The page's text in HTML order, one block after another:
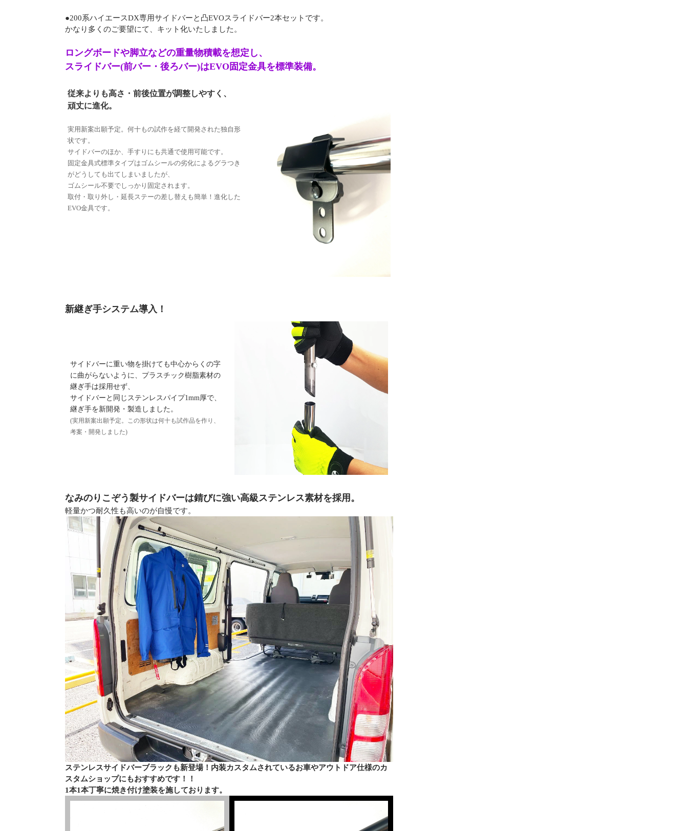
●200系ハイエースDX専用サイドバーと凸EVOスライドバー2本セットです。
かなり多くのご要望にて、キット化いたしました。
ロングボードや脚立などの重量物積載を想定し、
スライドバー(前バー・後ろバー)はEVO固定金具を標準装備。
従来よりも高さ・前後位置が調整しやすく、
頑丈に進化。
実用新案出願予定。何十もの試作を経て開発された独自形
状です。
サイドバーのほか、手すりにも共通で使用可能です。
固定金具式標準タイプはゴムシールの劣化によるグラつき
がどうしても出てしまいましたが、
ゴムシール不要でしっかり固定されます。
取付・取り外し・延長ステーの差し替えも簡単！進化した
EVO金具です。
新継ぎ手システム導入！
サイドバーに重い物を掛けても中心からくの字
に曲がらないように、プラスチック樹脂素材の
継ぎ手は採用せず、
サイドバーと同じステンレスパイプ1mm厚で、
継ぎ手を新開発・製造しました。
(実用新案出願予定。この形状は何十も試作品を作り、
考案・開発しました)
なみのりこぞう製サイドバーは錆びに強い高級ステンレス素材を採用。
軽量かつ耐久性も高いのが自慢です。
ステンレスサイドバーブラックも新登場！内装カスタムされているお車やアウトドア仕様のカ
スタムショップにもおすすめです！！
1本1本丁寧に焼き付け塗装を施しております。